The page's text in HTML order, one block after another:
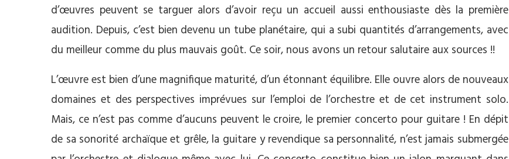
d’œuvres peuvent se targuer alors d’avoir reçu un accueil aussi enthousiaste dès la première
audition. Depuis, c’est bien devenu un tube planétaire, qui a subi quantités d’arrangements, avec
du meilleur comme du plus mauvais goût. Ce soir, nous avons un retour salutaire aux sources !!
L’œuvre est bien d’une magnifique maturité, d’un étonnant équilibre. Elle ouvre alors de nouveaux
domaines et des perspectives imprévues sur l’emploi de l’orchestre et de cet instrument solo.
Mais, ce n’est pas comme d’aucuns peuvent le croire, le premier concerto pour guitare ! En dépit
de sa sonorité archaïque et grêle, la guitare y revendique sa personnalité, n’est jamais submergée